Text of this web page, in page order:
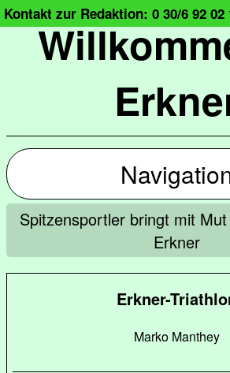
Kontakt zur Redaktion: 0 30/6 92 02
Spitzensportler bringt mit
Erkner
Erkner-
Marko Manthey